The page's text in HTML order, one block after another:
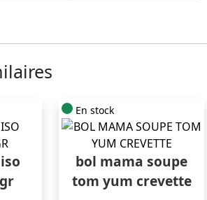
En stock
bol mama soupe
tom yum crevette